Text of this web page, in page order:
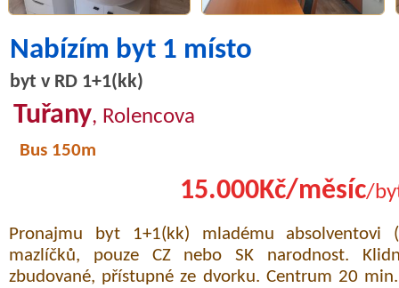
Nabízím byt 1 místo
byt v RD 1+1(kk)
Tuřany, Rolencova
Bus 150m
15.000Kč/měsíc/
Pronajmu byt 1+1(kk) mladému absolventovi
mazlíčků, pouze CZ nebo SK narodnost.
zbudované, přístupné ze dvorku. Centrum 20